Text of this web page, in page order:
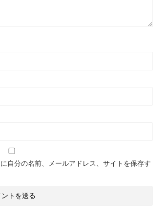
自分の名前、メールアドレス、サイトを保存す